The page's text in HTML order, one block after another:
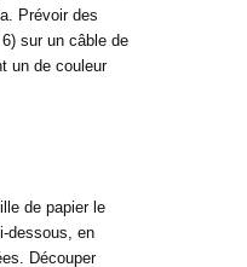
Prévoir des
sur un câble de
un de couleur
de papier le
dessous, en
Découper